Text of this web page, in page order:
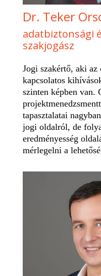
Dr. Teker
adatbiztonsági
szakjogász
Jogi szakértő, aki
kapcsolatos
szinten képben van.
tapasztalatai
jogi oldalról, de
eredményesség
mérlegelni a